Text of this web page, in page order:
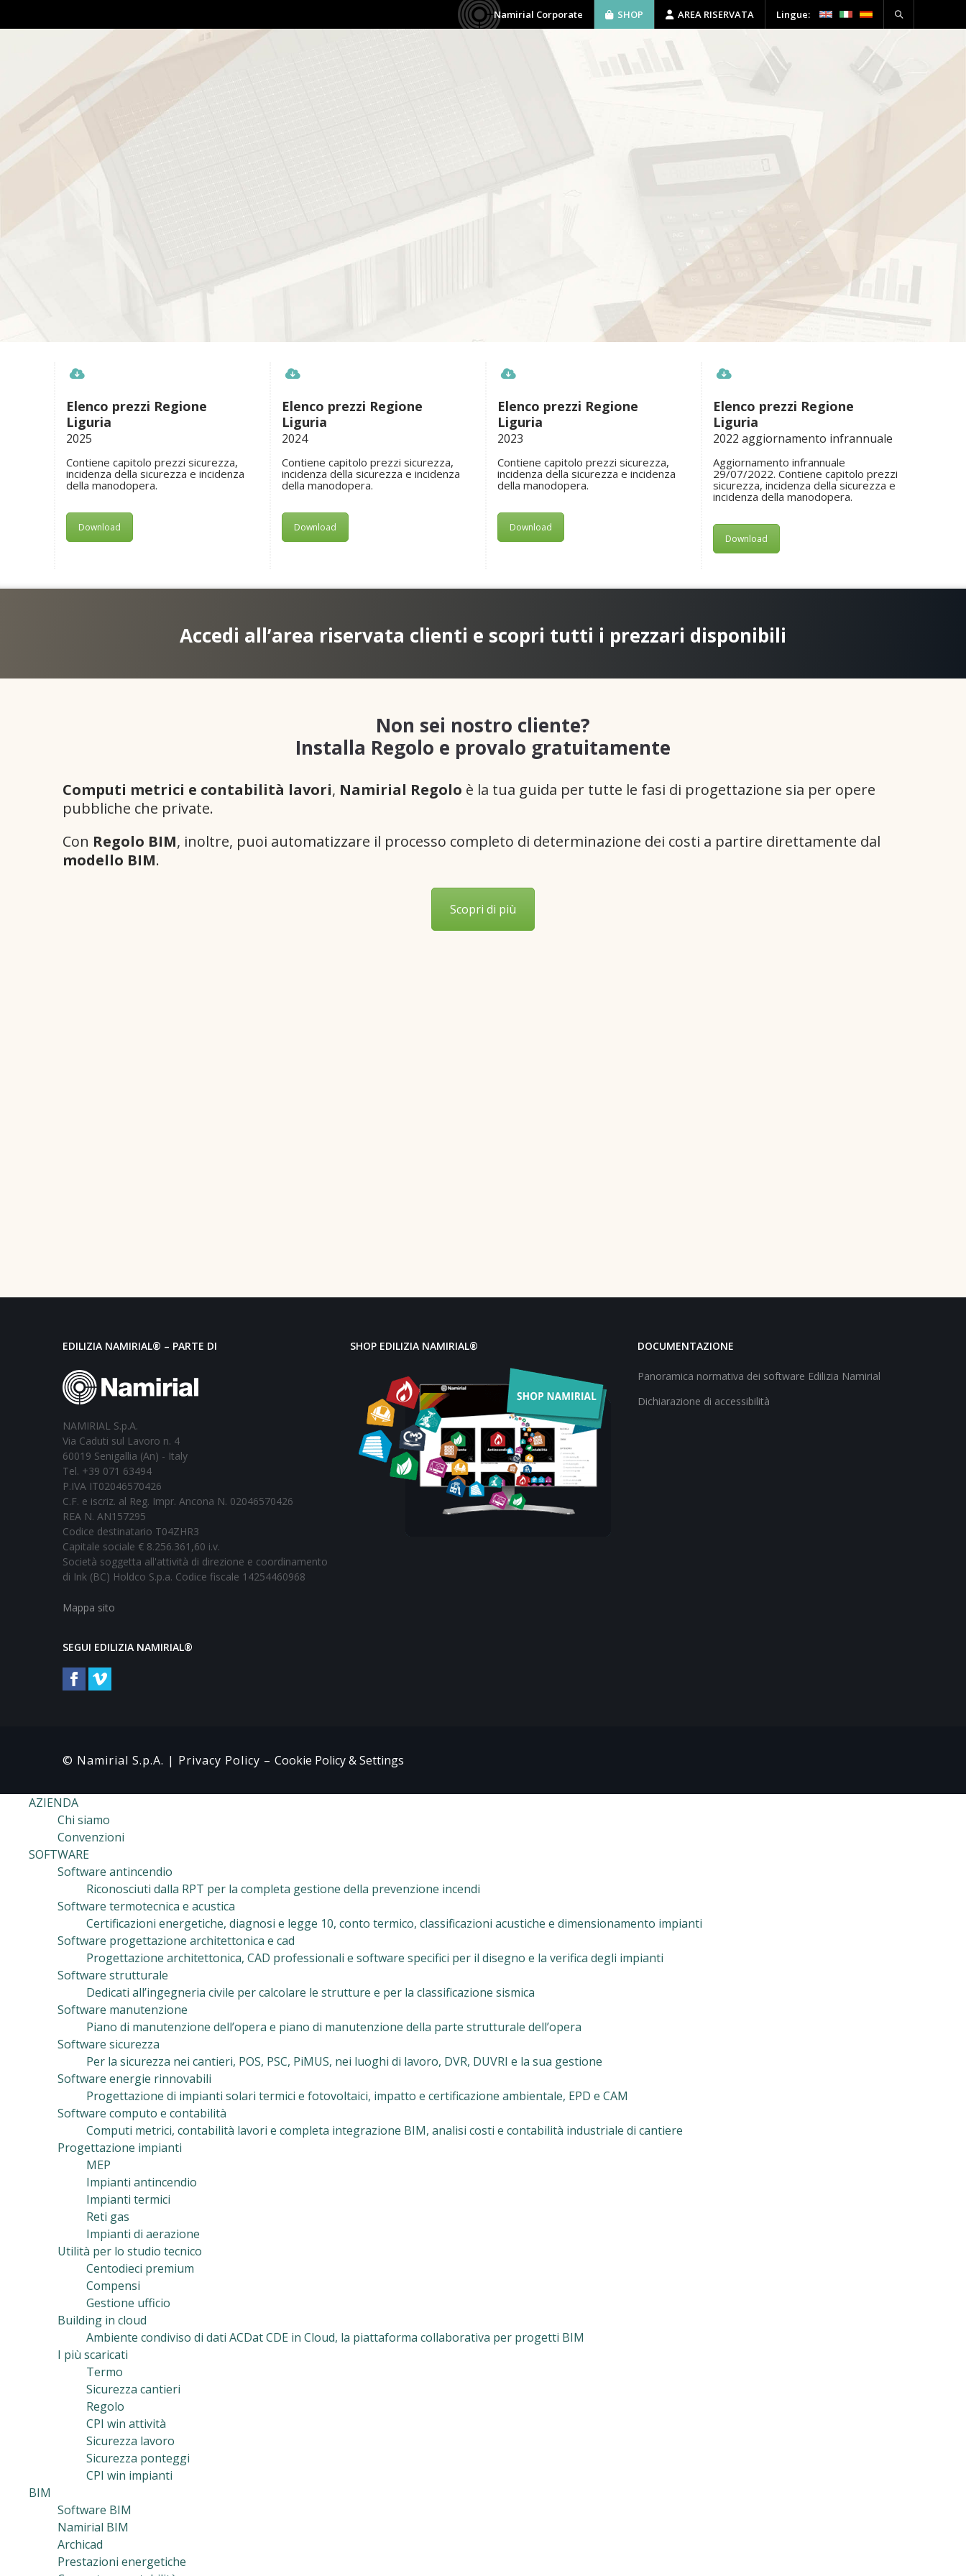
Namirial Corporate SHOP AREA RISERVATA Lingue:
BIM SERVIZI HSE FORMAZIONE CONTATTI
Elenco prezzi Regione Liguria
Namirial Regolo
area riservata
Elenco prezzi Regione
Liguria
2025
Contiene capitolo prezzi sicurezza,
incidenza della sicurezza e incidenza
della manodopera.
Download
Elenco prezzi Regione
Liguria
2024
Contiene capitolo prezzi sicurezza,
incidenza della sicurezza e incidenza
della manodopera.
Download
Elenco prezzi Regione
Liguria
2023
Contiene capitolo prezzi sicurezza,
incidenza della sicurezza e incidenza
della manodopera.
Download
Elenco prezzi Regione
Liguria
2022 aggiornamento infrannuale
Aggiornamento infrannuale
29/07/2022. Contiene capitolo prezzi
sicurezza, incidenza della sicurezza e
incidenza della manodopera.
Download
Accedi all’area riservata clienti e scopri tutti i prezzari disponibili
Non sei nostro cliente?
Installa Regolo e provalo gratuitamente
Computi metrici e contabilità lavori, Namirial Regolo è la tua guida per tutte le fasi di progettazione sia per opere
pubbliche che private.
Con Regolo BIM, inoltre, puoi automatizzare il processo completo di determinazione dei costi a partire direttamente dal
modello BIM.
Scopri di più
EDILIZIA NAMIRIAL® – PARTE DI
NAMIRIAL S.p.A.
Via Caduti sul Lavoro n. 4
60019 Senigallia (An) - Italy
Tel. +39 071 63494
P.IVA IT02046570426
C.F. e iscriz. al Reg. Impr. Ancona N. 02046570426
REA N. AN157295
Codice destinatario T04ZHR3
Capitale sociale € 8.256.361,60 i.v.
Società soggetta all'attività di direzione e coordinamento
di Ink (BC) Holdco S.p.a. Codice fiscale 14254460968
Mappa sito
SEGUI EDILIZIA NAMIRIAL®
SHOP EDILIZIA NAMIRIAL® DOCUMENTAZIONE
Panoramica normativa dei software Edilizia Namirial
Dichiarazione di accessibilità
© Namirial S.p.A. | Privacy Policy – Cookie Policy & Settings
AZIENDA
Chi siamo
Convenzioni
SOFTWARE
Software antincendio
Riconosciuti dalla RPT per la completa gestione della prevenzione incendi
Software termotecnica e acustica
Certificazioni energetiche, diagnosi e legge 10, conto termico, classificazioni acustiche e dimensionamento impianti
Software progettazione architettonica e cad
Progettazione architettonica, CAD professionali e software specifici per il disegno e la verifica degli impianti
Software strutturale
Dedicati all’ingegneria civile per calcolare le strutture e per la classificazione sismica
Software manutenzione
Piano di manutenzione dell’opera e piano di manutenzione della parte strutturale dell’opera
Software sicurezza
Per la sicurezza nei cantieri, POS, PSC, PiMUS, nei luoghi di lavoro, DVR, DUVRI e la sua gestione
Software energie rinnovabili
Progettazione di impianti solari termici e fotovoltaici, impatto e certificazione ambientale, EPD e CAM
Software computo e contabilità
Computi metrici, contabilità lavori e completa integrazione BIM, analisi costi e contabilità industriale di cantiere
Progettazione impianti
MEP
Impianti antincendio
Impianti termici
Reti gas
Impianti di aerazione
Utilità per lo studio tecnico
Centodieci premium
Compensi
Gestione ufficio
Building in cloud
Ambiente condiviso di dati ACDat CDE in Cloud, la piattaforma collaborativa per progetti BIM
I più scaricati
Termo
Sicurezza cantieri
Regolo
CPI win attività
Sicurezza lavoro
Sicurezza ponteggi
CPI win impianti
BIM
Software BIM
Namirial BIM
Archicad
Prestazioni energetiche